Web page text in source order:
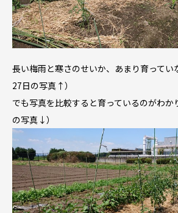
長い梅雨と寒さのせいか、あまり育って
27日の写真↑）
でも写真を比較すると育っているのがわ
の写真↓）